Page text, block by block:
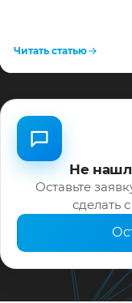
Читать статью
Не
Оставьте
сделать